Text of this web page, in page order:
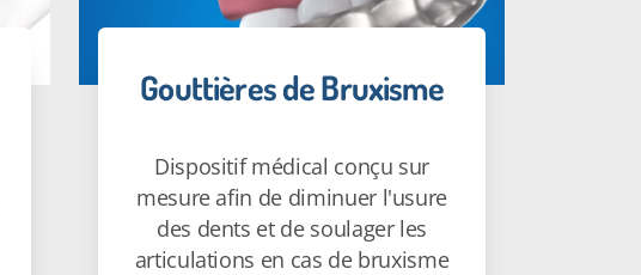
Gouttières de Bruxisme
Dispositif médical conçu sur
mesure afin de diminuer l'usure
des dents et de soulager les
articulations en cas de bruxisme